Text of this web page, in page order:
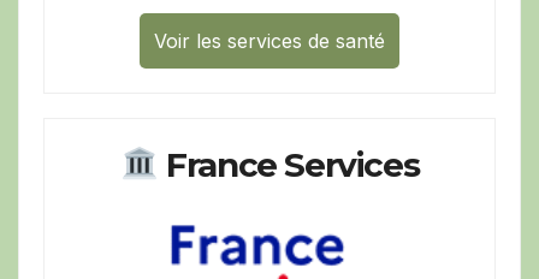
Voir les services de santé
France Services